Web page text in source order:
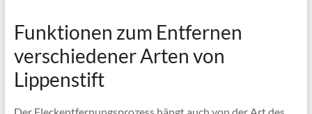
Funktionen zum Entfernen
verschiedener Arten von
Lippenstift